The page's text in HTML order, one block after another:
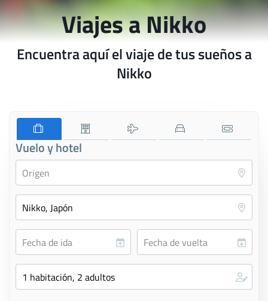
Viajes a Nikko
Encuentra aquí el viaje de tus sueños a
Nikko
Vuelo y hotel